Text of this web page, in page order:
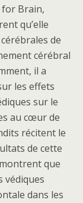
for Brain,
qu’elle
de
cérébral
il a
les effets
sur le
au cœur de
récitent le
de cette
que
védiques
dans les